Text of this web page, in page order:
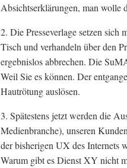
Absichtserklärungen, man wolle
2. Die Presseverlage setzen sich
Tisch und verhandeln über den
ergebnislos abbrechen. Die
Weil Sie es können. Der
Hautrötung auslösen.
3. Spätestens jetzt werden die
Medienbranche), unseren
der bisherigen UX des Internets
Warum gibt es Dienst XY nicht